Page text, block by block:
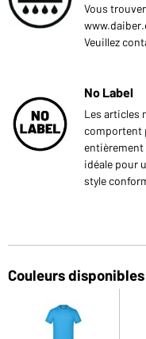
Vous
Veuillez
No Label
Les articles
comportent
idéale pour
style
Couleurs disponibles